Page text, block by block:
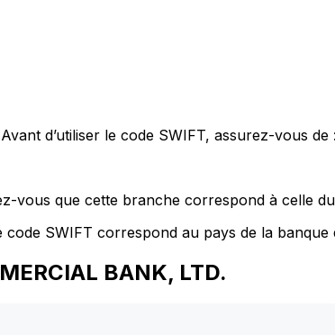
d’utiliser le code SWIFT, assurez-vous de :
vous que cette branche correspond à celle
SWIFT correspond au pays de la banque
BANK, LTD.